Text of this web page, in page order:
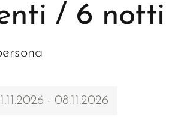
/ 6 notti
- 08.11.2026